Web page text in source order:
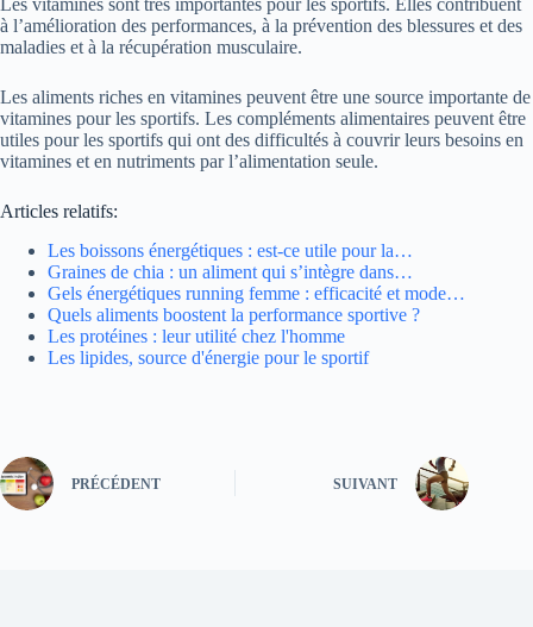
à l’amélioration des performances, à la prévention des blessures et des
maladies et à la récupération musculaire.
Les aliments riches en vitamines peuvent être une source importante de
vitamines pour les sportifs. Les compléments alimentaires peuvent être
utiles pour les sportifs qui ont des difficultés à couvrir leurs besoins en
vitamines et en nutriments par l’alimentation seule.
Articles relatifs:
Les boissons énergétiques : est-ce utile pour la…
Graines de chia : un aliment qui s’intègre dans…
Gels énergétiques running femme : efficacité et mode…
Quels aliments boostent la performance sportive ?
Les protéines : leur utilité chez l'homme
Les lipides, source d'énergie pour le sportif
PRÉCÉDENT SUIVANT